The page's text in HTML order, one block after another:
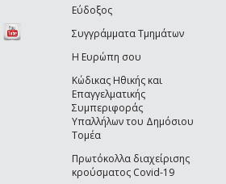
Εύδοξος
Συγγράμματα Τμημάτων
Η Ευρώπη σου
Κώδικας Ηθικής και
Επαγγελματικής
Συμπεριφοράς
Υπαλλήλων του Δημόσιου
Τομέα
Πρωτόκολλα διαχείρισης
κρούσματος Covid-19